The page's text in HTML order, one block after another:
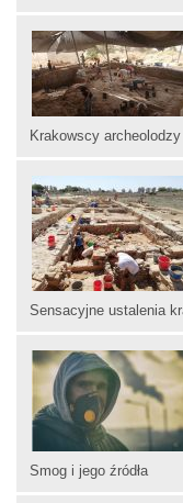
Krakowscy
Sensacyjne ustalenia
Smog i jego źródła